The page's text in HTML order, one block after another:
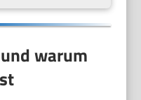
warum